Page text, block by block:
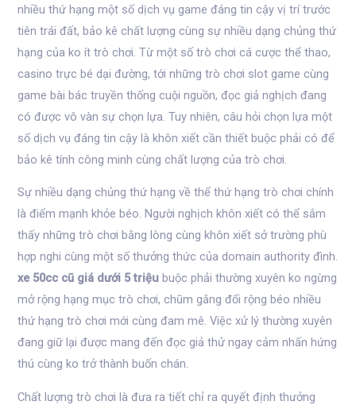
nhiều thứ hạng một số dịch vụ game đáng tin cậy vị trí trước
tiên trái đất, bảo kê chất lượng cùng sự nhiều dạng chủng thứ
hạng của ko ít trò chơi. Từ một số trò chơi cá cược thể thao,
casino trực bé dại đường, tới những trò chơi slot game cùng
game bài bác truyền thống cuội nguồn, đọc giả nghịch đang
có được vô vàn sự chọn lựa. Tuy nhiên, câu hỏi chọn lựa một
số dịch vụ đáng tin cậy là khôn xiết cần thiết buộc phải có để
bảo kê tính công minh cùng chất lượng của trò chơi.
Sự nhiều dạng chủng thứ hạng về thể thứ hạng trò chơi chính
là điểm mạnh khỏe béo. Người nghịch khôn xiết có thể sắm
thấy những trò chơi bằng lòng cùng khôn xiết sở trường phù
hợp nghi cùng một số thưởng thức của domain authority đình.
xe 50cc cũ giá dưới 5 triệu buộc phải thường xuyên ko ngừng
mở rộng hạng mục trò chơi, chũm gắng đổi rộng béo nhiều
thứ hạng trò chơi mới cùng đam mê. Việc xử lý thường xuyên
đang giữ lại được mang đến đọc giả thử ngay cảm nhấn hứng
thú cùng ko trở thành buốn chán.
Chất lượng trò chơi là đưa ra tiết chỉ ra quyết định thưởng